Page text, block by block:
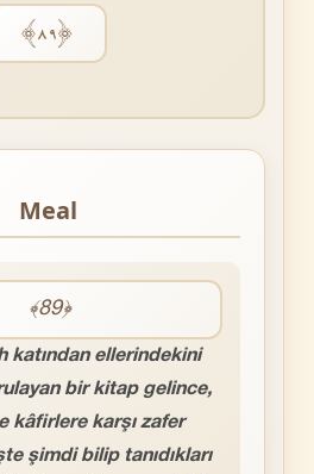
﴿٨٩﴾
Meal
﴾89﴿
katından ellerindekini
bir kitap gelince,
kâfirlere karşı zafer
şimdi bilip tanıdıkları